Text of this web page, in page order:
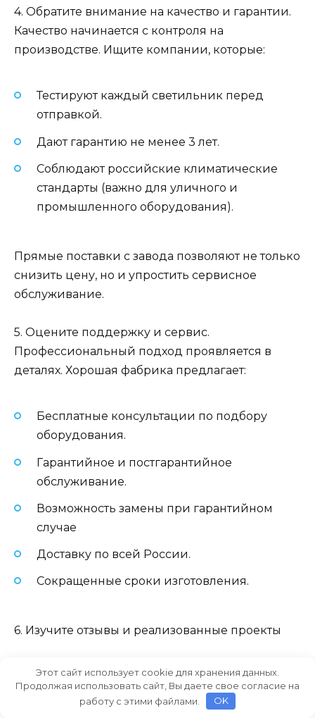
4. Обратите внимание на качество и гарантии.
Качество начинается с контроля на
производстве. Ищите компании, которые:
Тестируют каждый светильник перед
отправкой.
Дают гарантию не менее 3 лет.
Соблюдают российские климатические
стандарты (важно для уличного и
промышленного оборудования).
Прямые поставки с завода позволяют не только
снизить цену, но и упростить сервисное
обслуживание.
5. Оцените поддержку и сервис.
Профессиональный подход проявляется в
деталях. Хорошая фабрика предлагает:
Бесплатные консультации по подбору
оборудования.
Гарантийное и постгарантийное
обслуживание.
Возможность замены при гарантийном
случае
Доставку по всей России.
Сокращенные сроки изготовления.
6. Изучите отзывы и реализованные проекты
Посмотрите, где уже установлены светильники
этого производителя. Реальные кейсы —
лучшее подтверждение надежности.
Этот сайт использует cookie для хранения данных.
Продолжая использовать сайт, Вы даете свое согласие на
работу с этими файлами.
OK